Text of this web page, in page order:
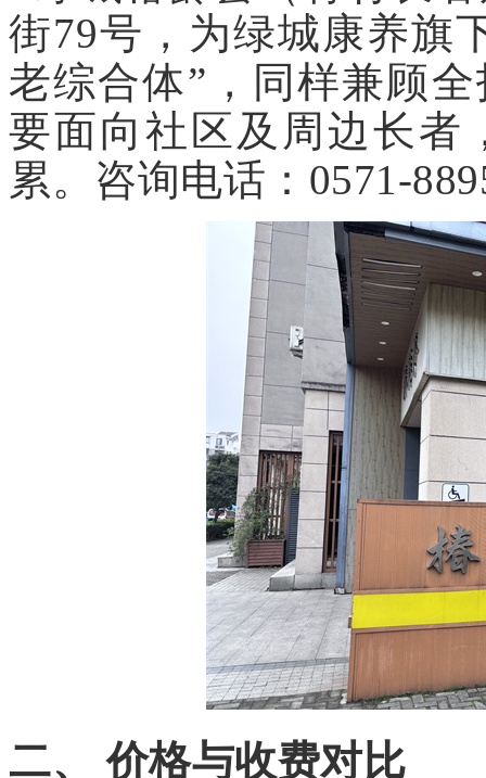
街79号，为绿城康养旗
老综合体”，同样兼顾
要面向社区及周边长者
累。咨询电话：0571-
二、 价格与收费对比